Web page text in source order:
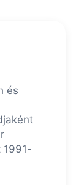
és
1991-